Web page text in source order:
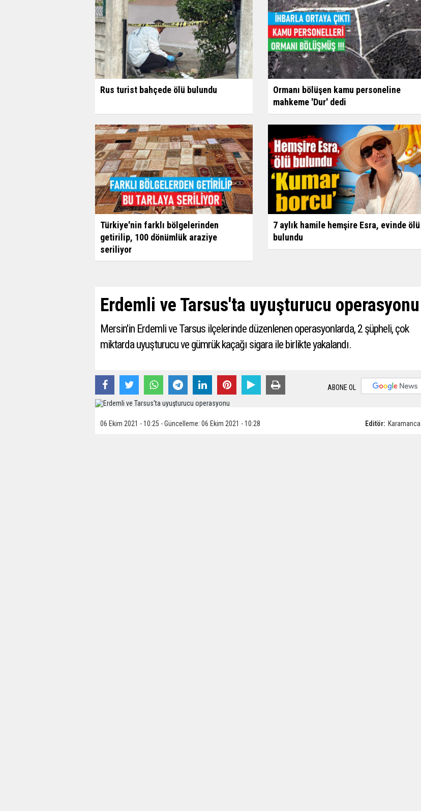
Rus turist bahçede ölü bulundu
Ormanı bölüşen kamu personeline
mahkeme 'Dur' dedi
Türkiye'nin farklı bölgelerinden
getirilip, 100 dönümlük araziye
seriliyor
7 aylık hamile hemşire Esra, evinde ölü
bulundu
Erdemli ve Tarsus'ta uyuşturucu operasyonu
Mersin'in Erdemli ve Tarsus ilçelerinde düzenlenen operasyonlarda, 2 şüpheli, çok
miktarda uyuşturucu ve gümrük kaçağı sigara ile birlikte yakalandı.
ABONE OL
Editör: Karamanca
06 Ekim 2021 - 10:25 - Güncelleme: 06 Ekim 2021 - 10:28